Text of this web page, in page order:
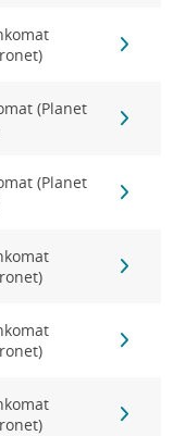
(Planet
(Planet